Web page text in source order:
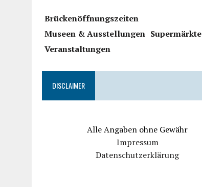
Brückenöffnungszeiten
Museen & Ausstellungen Supermärkte
Veranstaltungen
DISCLAIMER
Alle Angaben ohne Gewähr
Impressum
Datenschutzerklärung